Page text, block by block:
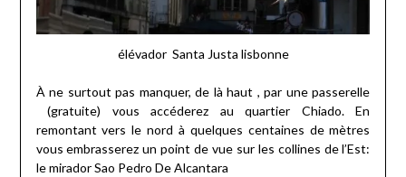
élévador Santa Justa lisbonne
À ne surtout pas manquer, de là haut , par une passerelle
(gratuite) vous accéderez au quartier Chiado. En
remontant vers le nord à quelques centaines de mètres
vous embrasserez un point de vue sur les collines de l’Est:
le mirador Sao Pedro De Alcantara